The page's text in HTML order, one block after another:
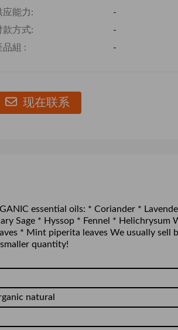
应能力:
-
款方式:
-
品組 :
-
现在联系
essential oils: * Coriander *
Sage * Hyssop * Fennel * Helichrysum
* Mint piperita leaves We usually sell
quantity!
natural